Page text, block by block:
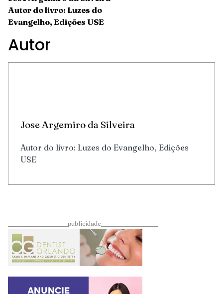
Autor do livro: Luzes do
Evangelho, Edições USE
Autor
Jose Argemiro da Silveira
Autor do livro: Luzes do Evangelho, Edições
USE
____________________publicidade___________________